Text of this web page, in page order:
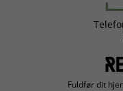
Fuldfør dit